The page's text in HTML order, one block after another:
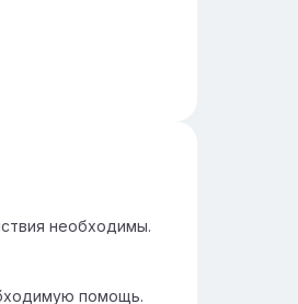
необходимы.
помощь.